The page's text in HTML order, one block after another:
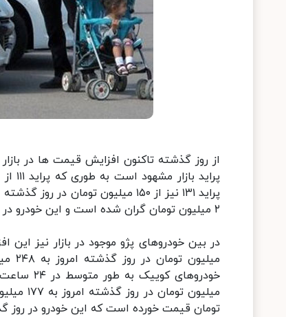
از روز گذشته تاکنون افزایش قیمت ها در
۲ میلیون تومان گران شده است و این خودرو در حال حاضر ۱۴۲ میلیون تومان قیمت خورده است.
تومان قیمت خورده است که این خودرو در روز گذشته به قیمت ۱۸۶ میلیون تومان در